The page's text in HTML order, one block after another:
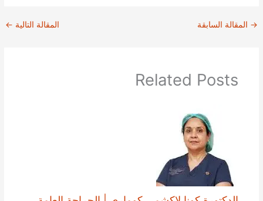
→ المقالة السابقة المقالة التالية ←
Related Posts